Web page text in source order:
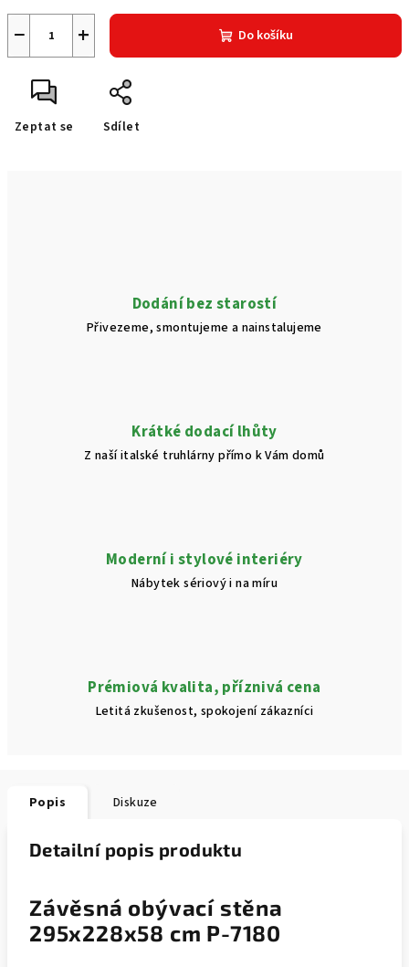
+
− Do košíku
Zeptat se Sdílet
Dodání bez starostí
Přivezeme, smontujeme a nainstalujeme
Krátké dodací lhůty
Z naší italské truhlárny přímo k Vám domů
Moderní i stylové interiéry
Nábytek sériový i na míru
Prémiová kvalita, příznivá cena
Letitá zkušenost, spokojení zákazníci
Popis Diskuze
Detailní popis produktu
Závěsná obývací stěna
295x228x58 cm P-7180